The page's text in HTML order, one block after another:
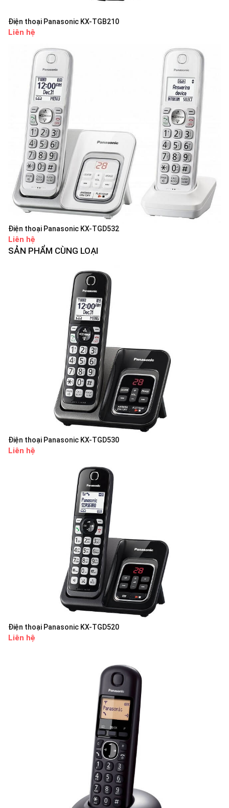
Điện thoại Panasonic KX-TGB210
Liên hệ
Điện thoại Panasonic KX-TGD532
Liên hệ
SẢN PHẨM CÙNG LOẠI
Điện thoại Panasonic KX-TGD530
Liên hệ
Điện thoại Panasonic KX-TGD520
Liên hệ